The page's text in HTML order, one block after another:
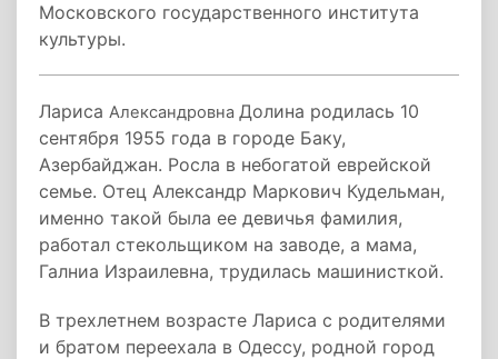
Московского государственного института
культуры.
Лариса Александровна Долина родилась 10
сентября 1955 года в городе Баку,
Азербайджан. Росла в небогатой еврейской
семье. Отец Александр Маркович Кудельман,
именно такой была ее девичья фамилия,
работал стекольщиком на заводе, а мама,
Галниа Израилевна, трудилась машинисткой.
В трехлетнем возрасте Лариса с родителями
и братом переехала в Одессу, родной город